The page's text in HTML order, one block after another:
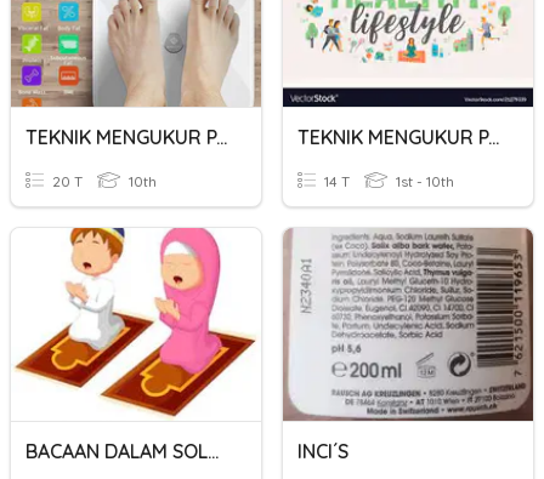
TEKNIK MENGUKUR PARAMETER KESIHATAN BADAN
20 T 10th
TEKNIK MENGUKUR PARAMETER KESIHATAN BADAN
14 T 1st - 10th
BACAAN DALAM SOLAT INCI´s